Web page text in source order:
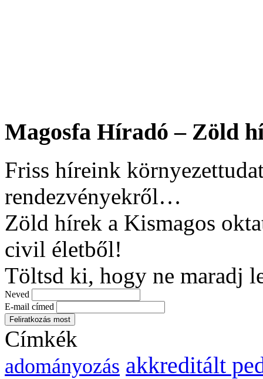
Magosfa Híradó – Zöld
Friss híreink
rendezvényekről…
Zöld hírek a Kismagos
civil életből!
Töltsd ki, hogy ne maradj
Neved
E-mail címed
Címkék
adományozás akkreditált